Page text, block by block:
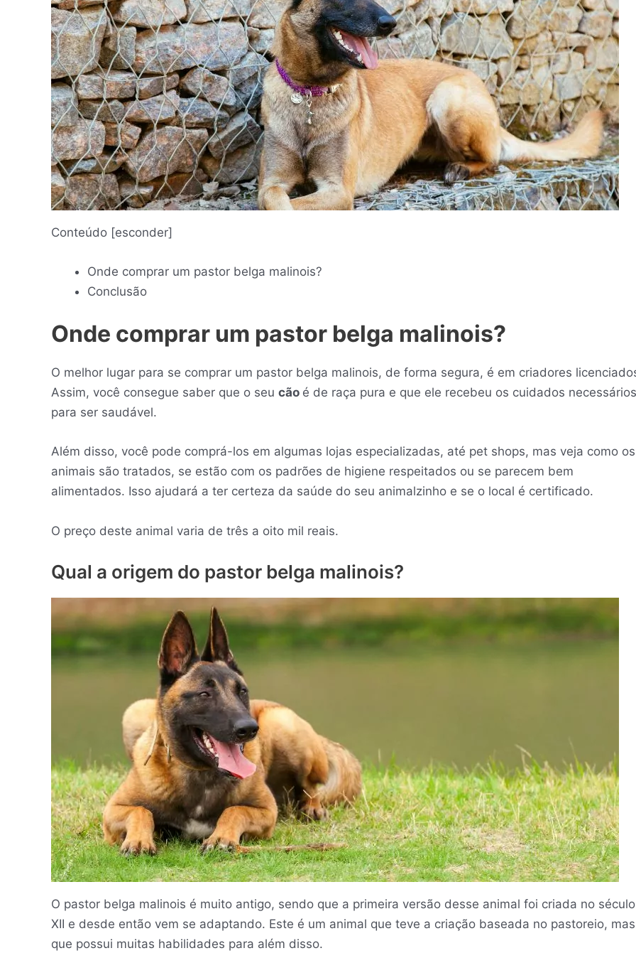
Conteúdo [esconder]
Onde comprar um pastor belga malinois?
Conclusão
Onde comprar um pastor belga malinois?
O melhor lugar para se comprar um pastor belga malinois, de forma segura, é em criadores
Assim, você consegue saber que o seu cão é de raça pura e que ele recebeu os cuidados necessários
para ser saudável.
Além disso, você pode comprá-los em algumas lojas especializadas, até pet shops, mas veja como os
animais são tratados, se estão com os padrões de higiene respeitados ou se parecem bem
alimentados. Isso ajudará a ter certeza da saúde do seu animalzinho e se o local é certificado.
O preço deste animal varia de três a oito mil reais.
Qual a origem do pastor belga malinois?
O pastor belga malinois é muito antigo, sendo que a primeira versão desse animal foi criada no século
XII e desde então vem se adaptando. Este é um animal que teve a criação baseada no pastoreio, mas
que possui muitas habilidades para além disso.